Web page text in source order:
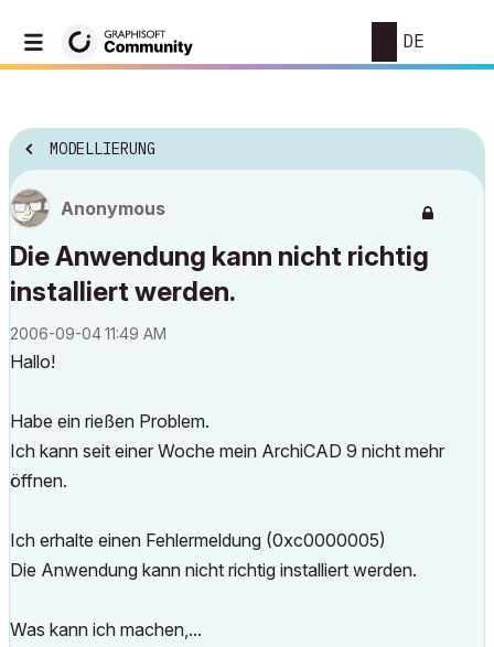
DE
MODELLIERUNG
Anonymous
Die Anwendung kann nicht richtig
installiert werden.
‎2006-09-0411:49 AM
Hallo!
Habe ein rießen Problem.
Ich kann seit einer Woche mein ArchiCAD 9 nicht mehr
öffnen.
Ich erhalte einen Fehlermeldung (0xc0000005)
Die Anwendung kann nicht richtig installiert werden.
Was kann ich machen,...